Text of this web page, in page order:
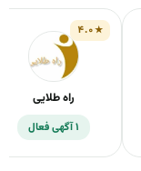
۴.۰
راه طلایی
۱ آگهی فعال